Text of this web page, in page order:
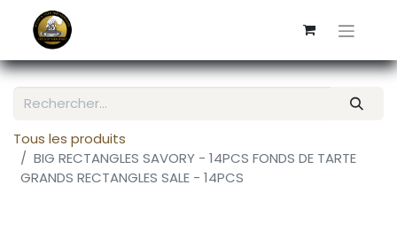
Tous les produits
BIG RECTANGLES SAVORY - 14PCS FONDS DE TARTE
GRANDS RECTANGLES SALE - 14PCS